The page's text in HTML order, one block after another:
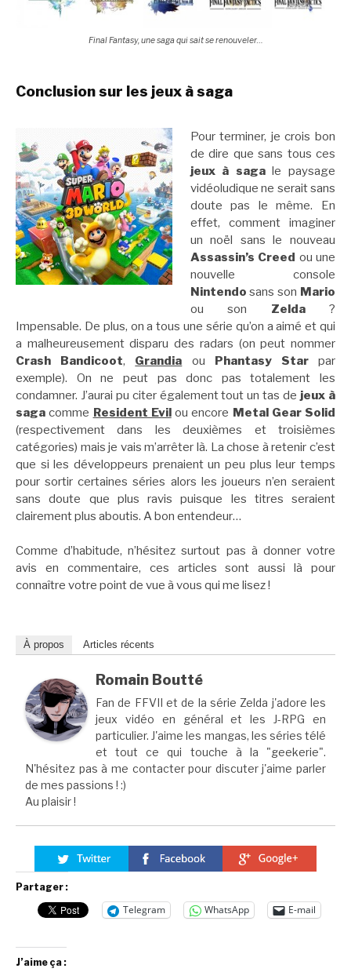
Final Fantasy, une saga qui sait se renouveler…
Conclusion sur les jeux à saga
Pour terminer, je crois bon
de dire que sans tous ces
jeux à sagale paysage
vidéoludique ne serait sans
doute pas le même. En
effet, comment imaginer
un noël sans le nouveau
Assassin’s Creed ou une
nouvelle console
Nintendo sans son Mario
ou son Zelda?
Impensable. De plus, on a tous une série qu’on a aimé et qui
a malheureusement disparu des radars (on peut nommer
Crash Bandicoot, Grandia ou Phantasy Starpar
exemple). On ne peut pas donc pas totalement les
condamner. J’aurai pu citer également tout un tas dejeux à
saga comme Resident Evilou encore Metal Gear Solid
(respectivement dans les deuxièmes et troisièmes
catégories) mais je vais m’arrêter là. La chose à retenir c’est
que si les développeurs prenaient un peu plus leur temps
pour sortir certaines séries alors les joueurs n’en seraient
sans doute que plus ravis puisque les titres seraient
clairement plus aboutis. A bon entendeur…
Comme d’habitude, n’hésitez surtout pas à donner votre
avis en commentaire, ces articles sont aussi là pour
connaître votre point de vue à vous qui me lisez !
À propos Articles récents
Romain Boutté
Fan de FFVII et de la série Zelda j'adore les
jeux vidéo en général et les J-RPG en
particulier. J'aime les mangas, les séries télé
et tout ce qui touche à la "geekerie".
N'hésitez pas à me contacter pour discuter j'aime parler
de mes passions ! :)
Au plaisir !
Partager :
Telegram WhatsApp E-mail
J’aime ça :